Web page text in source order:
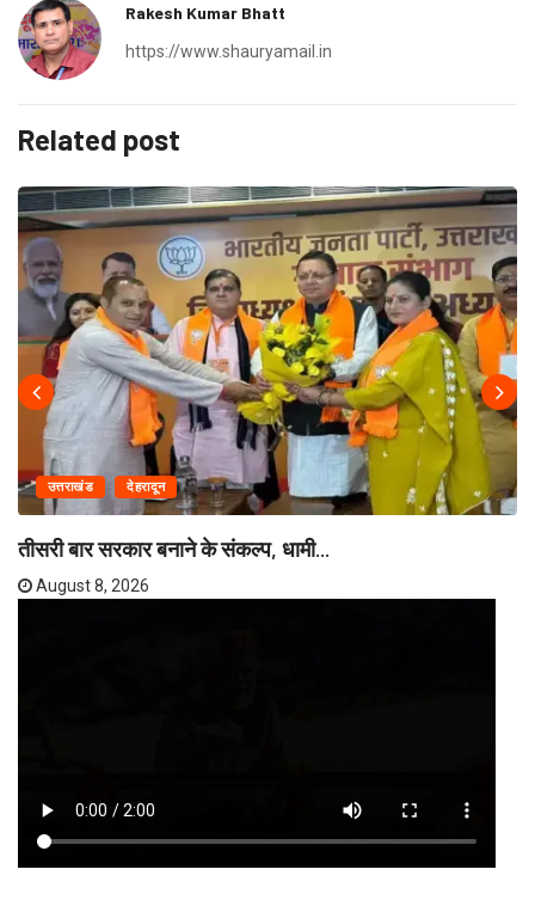
Rakesh Kumar Bhatt
https://www.shauryamail.in
Related post
उत्तराखंड देहरादून
तीसरी बार सरकार बनाने के संकल्प, धामी...
August 8, 2026